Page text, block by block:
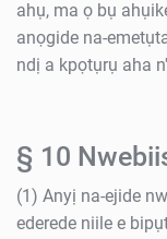
ahụ, ma ọ bụ
anọgide na-
ndị a kpọtụrụ aha
§ 10
(1) Anyị na-ejide
ederede niile e